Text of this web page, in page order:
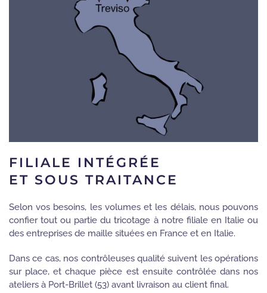
FILIALE INTÉGRÉE
ET SOUS TRAITANCE
Selon vos besoins, les volumes et les délais, nous pouvons
confier tout ou partie du tricotage à notre filiale en Italie ou
des entreprises de maille situées en France et en Italie.
Dans ce cas, nos contrôleuses qualité suivent les opérations
sur place, et chaque pièce est ensuite contrôlée dans nos
ateliers à Port-Brillet (53) avant livraison au client final.